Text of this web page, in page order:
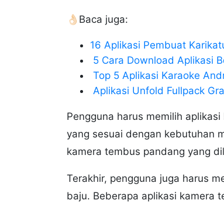
👌🏻Baca juga:
16 Aplikasi Pembuat
5 Cara Download Aplikasi
Top 5 Aplikasi Karaoke
Aplikasi Unfold Fullpack
Pengguna harus memilih
yang sesuai dengan kebutuhan
kamera tembus pandang yang
Terakhir, pengguna juga harus
baju. Beberapa aplikasi kamera